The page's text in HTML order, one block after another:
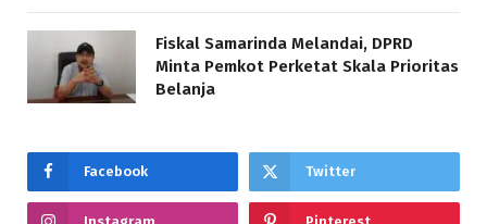
Fiskal Samarinda Melandai, DPRD
Minta Pemkot Perketat Skala Prioritas
Belanja
Facebook Twitter